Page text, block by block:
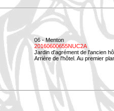
06 - Menton
20160600655NUC2A
Jardin d'agrément de l'ancien
Arrière de l'hôtel. Au premier